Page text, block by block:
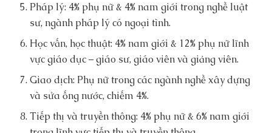
Pháp lý: 4% phụ nữ & 4% nam giới trong nghề luật
sư, ngành pháp lý có ngoại tình.
Học vấn, học thuật: 4% nam giới & 12% phụ nữ lĩnh
vực giáo dục – giáo sư, giáo viên và giảng viên.
Giao dịch: Phụ nữ trong các ngành nghề xây dựng
và sửa ống nước, chiếm 4%.
Tiếp thị và truyền thông: 4% phụ nữ & 6% nam giới